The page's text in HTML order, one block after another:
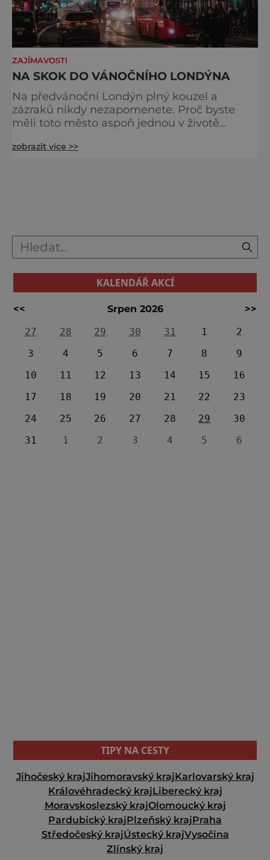
ZAJÍMAVOSTI
NA SKOK DO VÁNOČNÍHO LONDÝNA
Na předvánoční Londýn plný kouzel a
zázraků nikdy nezapomenete. Proč byste
měli toto město aspoň jednou v životě
nejkrásnější svátky v roce? Nákupy, bruslení,
zobrazit více >>
KALENDÁŘ AKCÍ
<< Srpen 2026
>>
27
28 29 30 31 1
2
3
4 5 6 7 8
9
10
11 12 13 14 15
16
17
18 19 20 21 22
23
24
25 26 27 28 29
30
31
1 2 3 4 5 6
TIPY NA CESTY
Jihočeský krajJihomoravský krajKarlovarský kraj
Královéhradecký krajLiberecký kraj
Moravskoslezský krajOlomoucký kraj
Pardubický krajPlzeňský krajPraha
Středočeský krajÚstecký krajVysočina
Zlínský kraj